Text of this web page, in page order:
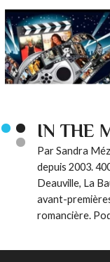
IN THE
Par Sandra
depuis 2003.
Deauville, La
avant-
romancière.